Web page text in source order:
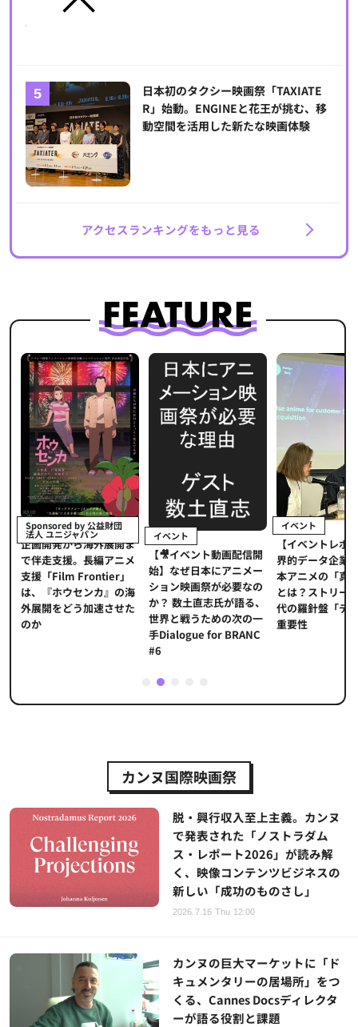
日本初のタクシー映画祭「TAXIATE
R」始動。ENGINEと花王が挑む、移
動空間を活用した新たな映画体験
アクセスランキングをもっと見る
Sponsored by 公益財団
法人 ユニジャパン
企画開発から海外展開ま
で伴走支援。長編アニメ
支援「Film Frontier」
は、『ホウセンカ』の海
外展開をどう加速させた
のか
イベント
【🎥イベント動画配信開
始】なぜ日本にアニメー
ション映画祭が必要なの
か？ 数土直志氏が語る、
世界と戦うための次の一
手Dialogue for BRANC
#6
イベント
【イベントレポ
界的データ企業
本アニメの「真
とは？ストリー
代の羅針盤「デ
重要性
2
カンヌ国際映画祭
脱・興行収入至上主義。カンヌ
で発表された「ノストラダム
ス・レポート2026」が読み解
く、映像コンテンツビジネスの
新しい「成功のものさし」
2026.7.16 Thu 12:00
カンヌの巨大マーケットに「ド
キュメンタリーの居場所」をつ
くる、Cannes Docsディレクタ
ーが語る役割と課題